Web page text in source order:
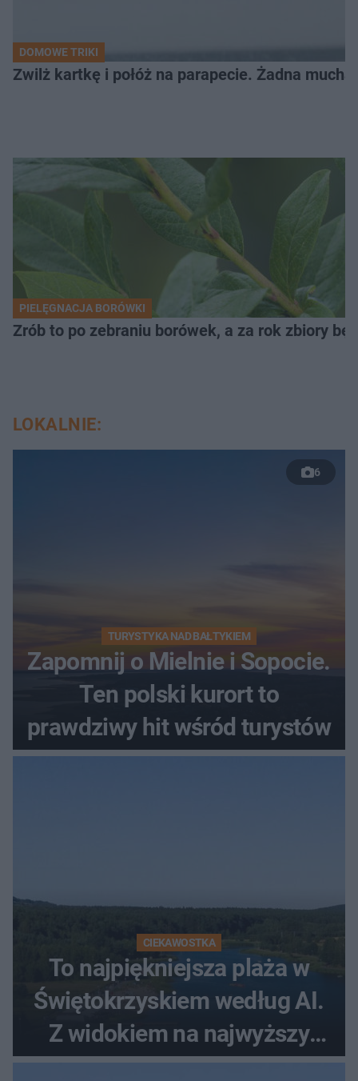
DOMOWE TRIKI
Zwilż kartkę i połóż na parapecie. Żadna
PIELĘGNACJA BORÓWKI
Zrób to po zebraniu borówek, a za rok zbiory
LOKALNIE:
6
TURYSTYKA NAD BAŁTYKIEM
Zapomnij o Mielnie i Sopocie.
Ten polski kurort to
prawdziwy hit wśród turystów
CIEKAWOSTKA
To najpiękniejsza plaża w
Świętokrzyskiem według AI.
Z widokiem na najwyższy
szczyt Gór Świętokrzyskich